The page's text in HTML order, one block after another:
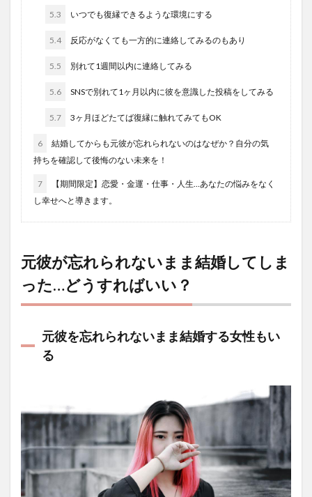
5.3 いつでも復縁できるような環境にする
5.4 反応がなくても一方的に連絡してみるのもあり
5.5 別れて1週間以内に連絡してみる
5.6 SNSで別れて1ヶ月以内に彼を意識した投稿をしてみる
5.7 3ヶ月ほどたてば復縁に触れてみてもOK
6
結婚してからも元彼が忘れられないのはなぜか？自分の気
持ちを確認して後悔のない未来を！
7
【期間限定】恋愛・金運・仕事・人生…あなたの悩みをなく
し幸せへと導きます。
元彼が忘れられないまま結婚してしま
った…どうすればいい？
元彼を忘れられないまま結婚する女性もい
る